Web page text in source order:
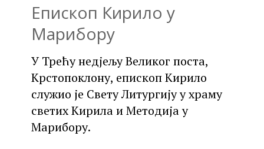
Епископ Кирило у
Марибору
У Трећу недјељу Великог поста,
Крстопоклону, епископ Кирило
служио је Свету Литургију у храму
светих Кирила и Методија у
Марибору.